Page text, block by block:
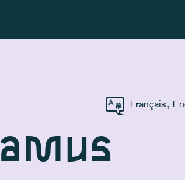
Français ,